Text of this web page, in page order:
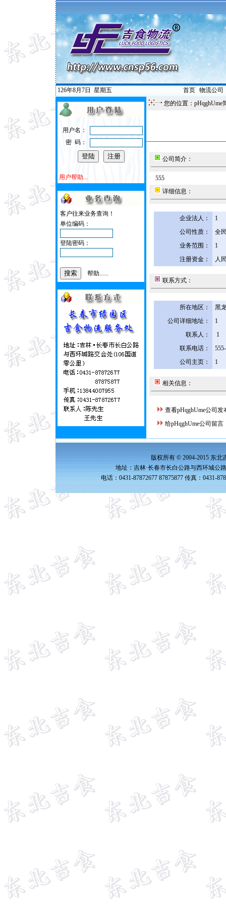
126年8月7日 星期五 首页| 物流公司
用户名：
密 码：
用户帮助...
客户往来业务查询！
单位编码：
登陆密码：
帮助......
您的位置：pHqghUme
公司简介：
555
详细信息：
企业法人：
1
公司性质：
全
业务范围：
1
注册资金：
人
联系方式：
所在地区：
黑
公司详细地址：
1
联系人：
1
联系电话：
公司主页：
1
相关信息：
查看pHqghUme公司发
给pHqghUme公司留言
版权所有 © 2004-2015 东北
地址：吉林·长春市长白公路与西环城公
电话：0431-87872677 87875877 传真：0431-